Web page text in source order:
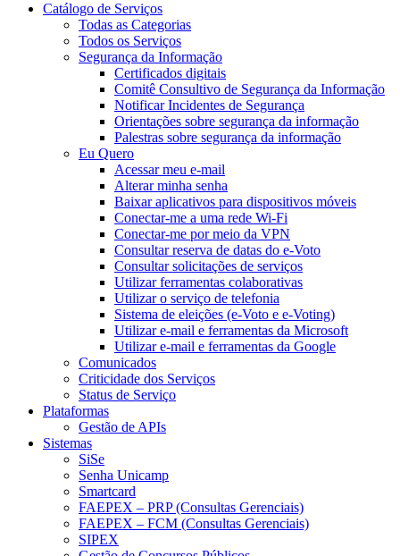
Catálogo de Serviços
Todas as Categorias
Todos os Serviços
Segurança da Informação
Certificados digitais
Comitê Consultivo de Segurança da Informação
Notificar Incidentes de Segurança
Orientações sobre segurança da informação
Palestras sobre segurança da informação
Eu Quero
Acessar meu e-mail
Alterar minha senha
Baixar aplicativos para dispositivos móveis
Conectar-me a uma rede Wi-Fi
Conectar-me por meio da VPN
Consultar reserva de datas do e-Voto
Consultar solicitações de serviços
Utilizar ferramentas colaborativas
Utilizar o serviço de telefonia
Sistema de eleições (e-Voto e e-Voting)
Utilizar e-mail e ferramentas da Microsoft
Utilizar e-mail e ferramentas da Google
Comunicados
Criticidade dos Serviços
Status de Serviço
Plataformas
Gestão de APIs
Sistemas
SiSe
Senha Unicamp
Smartcard
FAEPEX – PRP (Consultas Gerenciais)
FAEPEX – FCM (Consultas Gerenciais)
SIPEX